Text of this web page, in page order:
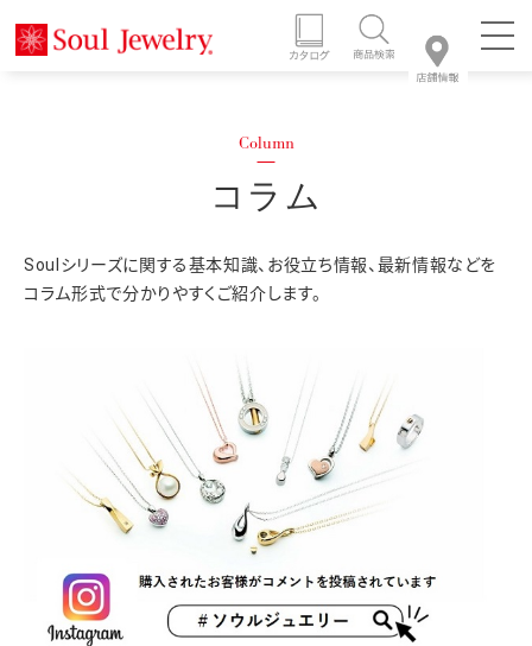
コラム
Soulシリーズに関する基本知識、お役立ち情報、最新情報などを
コラム形式で分かりやすくご紹介します。